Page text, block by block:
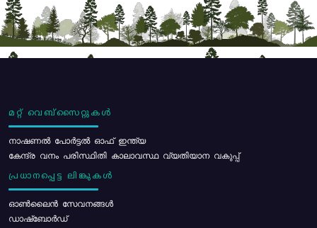
മറ്റ് വെബ്സൈറ്റുകൾ
നാഷണൽ പോർട്ടൽ ഓഫ് ഇന്ത്യ
കേന്ദ്ര വനം പരിസ്ഥിതി കാലാവസ്ഥ വ്യതിയാന വകുപ്പ്
പ്രധാനപ്പെട്ട ലിങ്കുകൾ
ഓൺലൈൻ സേവനങ്ങൾ
ഡാഷ്ബോർഡ്